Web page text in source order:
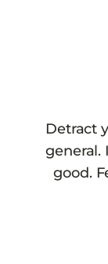
Detract
general.
good.